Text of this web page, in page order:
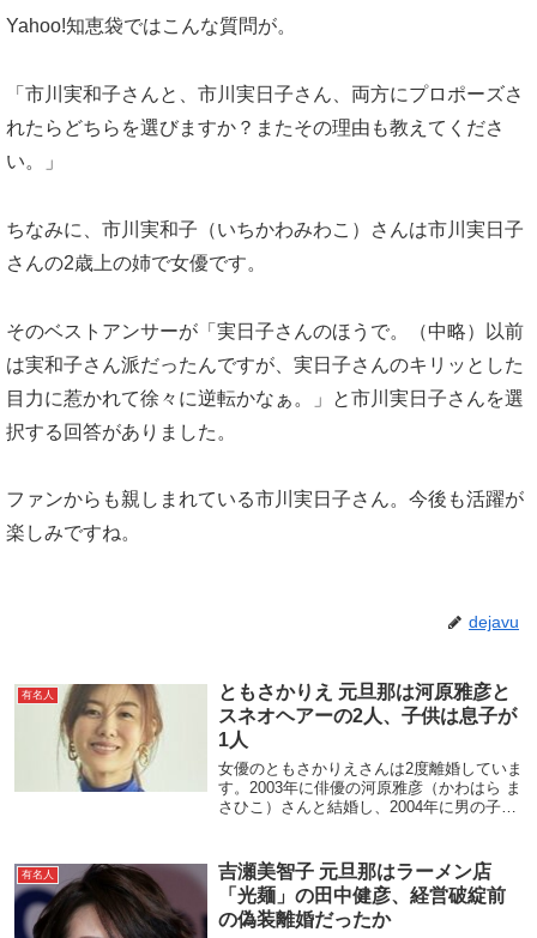
Yahoo!知恵袋ではこんな質問が。
「市川実和子さんと、市川実日子さん、両方にプロポーズさ
れたらどちらを選びますか？またその理由も教えてくださ
い。」
ちなみに、市川実和子（いちかわみわこ）さんは市川実日子
さんの2歳上の姉で女優です。
そのベストアンサーが「実日子さんのほうで。（中略）以前
は実和子さん派だったんですが、実日子さんのキリッとした
目力に惹かれて徐々に逆転かなぁ。」と市川実日子さんを選
択する回答がありました。
ファンからも親しまれている市川実日子さん。今後も活躍が
楽しみですね。
dejavu
有名人
ともさかりえ 元旦那は河原雅彦と
スネオヘアーの2人、子供は息子が
1人
女優のともさかりえさんは2度離婚していま
す。2003年に俳優の河原雅彦（かわはら ま
さひこ）さんと結婚し、2004年に男の子を
2016年末に離婚。それでは詳...
有名人
吉瀬美智子 元旦那はラーメン店
「光麺」の田中健彦、経営破綻前
の偽装離婚だったか